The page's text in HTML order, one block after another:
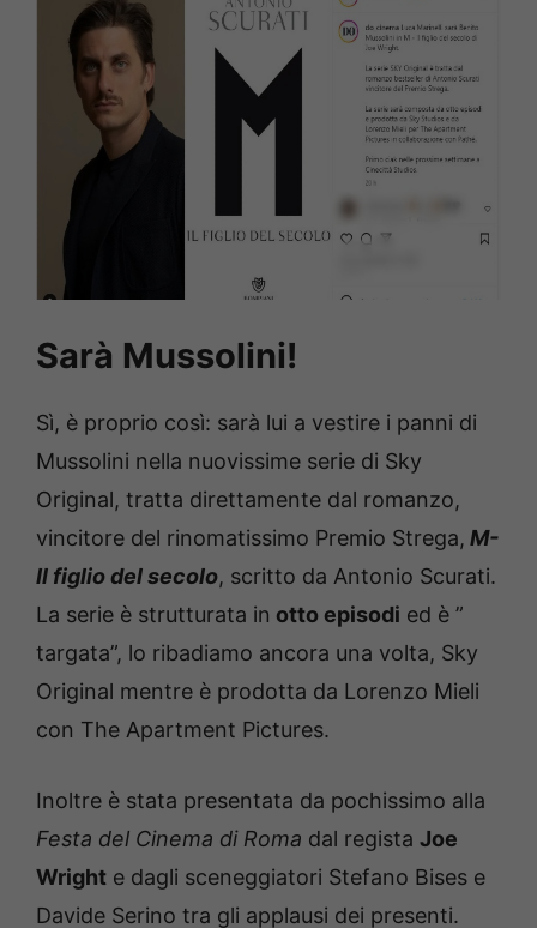
Sarà Mussolini!
Sì, è proprio così: sarà lui a vestire i panni di
Mussolini nella nuovissime serie di Sky
Original, tratta direttamente dal romanzo,
vincitore del rinomatissimo Premio Strega, M-
Il figlio del secolo, scritto da Antonio Scurati.
La serie è strutturata in otto episodi ed è ”
targata”, lo ribadiamo ancora una volta, Sky
Original mentre è prodotta da Lorenzo Mieli
con The Apartment Pictures.
Inoltre è stata presentata da pochissimo alla
Festa del Cinema di Roma dal regista Joe
Wright e dagli sceneggiatori Stefano Bises e
Davide Serino tra gli applausi dei presenti.